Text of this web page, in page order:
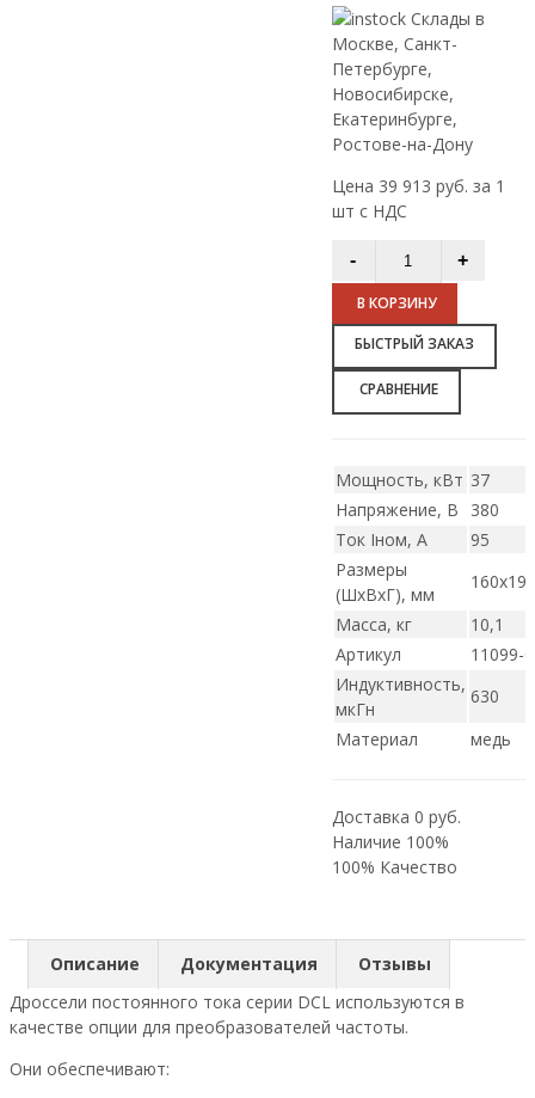
Склады в
Москве, Санкт-
Петербурге,
Новосибирске,
Екатеринбурге,
Ростове-на-Дону
Цена 39 913 руб. за 1
шт с НДС
В КОРЗИНУ
БЫСТРЫЙ ЗАКАЗ
СРАВНЕНИЕ
Мощность, кВт 37
Напряжение, В
380
Ток Iном, А
95
Размеры
(ШxВxГ), мм
Масса, кг
10,1
Артикул
11099-
Индуктивность,
мкГн
630
Материал
медь
Доставка 0 руб.
Наличие 100%
100% Качество
Описание Документация
Отзывы
Дроссели постоянного тока серии DCL используются в
качестве опции для преобразователей частоты.
Они обеспечивают: